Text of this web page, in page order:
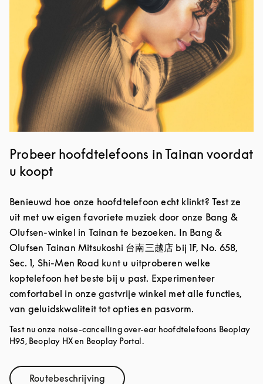
Probeer hoofdtelefoons in Tainan voordat
u koopt
Benieuwd hoe onze hoofdtelefoon echt klinkt? Test ze
uit met uw eigen favoriete muziek door onze Bang &
Olufsen-winkel in Tainan te bezoeken. In Bang &
Olufsen Tainan Mitsukoshi 台南三越店 bij 1F, No. 658,
Sec. 1, Shi-Men Road kunt u uitproberen welke
koptelefoon het beste bij u past. Experimenteer
comfortabel in onze gastvrije winkel met alle functies,
van geluidskwaliteit tot opties en pasvorm.
Test nu onze noise-cancelling over-ear hoofdtelefoons Beoplay
H95, Beoplay HX en Beoplay Portal.
Routebeschrijving